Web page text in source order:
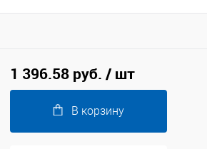
1 396.58 руб. / шт
В корзину